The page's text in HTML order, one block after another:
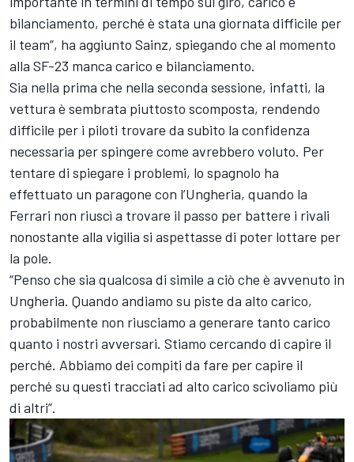
bilanciamento, perché è stata una giornata difficile per
il team”, ha aggiunto Sainz, spiegando che al momento
alla SF-23 manca carico e bilanciamento.
Sia nella prima che nella seconda sessione, infatti, la
vettura è sembrata piuttosto scomposta, rendendo
difficile per i piloti trovare da subito la confidenza
necessaria per spingere come avrebbero voluto. Per
tentare di spiegare i problemi, lo spagnolo ha
effettuato un paragone con l’Ungheria, quando la
Ferrari non riuscì a trovare il passo per battere i rivali
nonostante alla vigilia si aspettasse di poter lottare per
la pole.
“Penso che sia qualcosa di simile a ciò che è avvenuto in
Ungheria. Quando andiamo su piste da alto carico,
probabilmente non riusciamo a generare tanto carico
quanto i nostri avversari. Stiamo cercando di capire il
perché. Abbiamo dei compiti da fare per capire il
perché su questi tracciati ad alto carico scivoliamo più
di altri”.